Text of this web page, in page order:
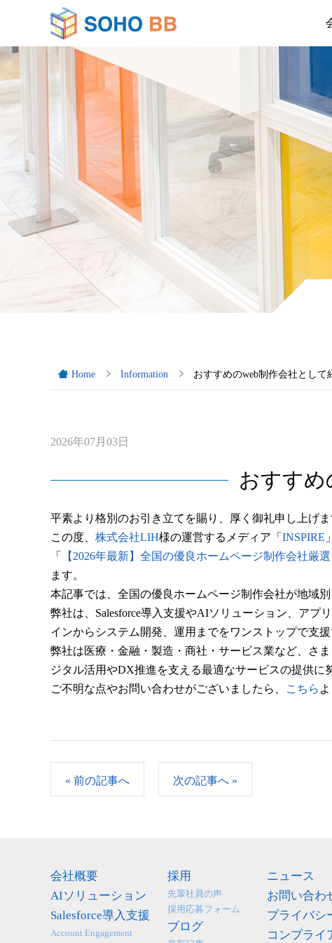
Home Information おすすめのweb制作会社として
2026年07月03日
おすすめ
平素より格別のお引き立てを賜り、厚く御礼申し上げま
この度、 株式会社LIH様の運営するメディア「 INSPIRE
「
【2026年最新】全国の優良ホームページ制作会社
ます。
本記事では、全国の優良ホームページ制作会社が地域
弊社は、Salesforce導入支援やAIソリューション、アプ
インからシステム開発、運用までをワンストップで支
弊社は医療・金融・製造・商社・サービス業など、さ
ジタル活用やDX推進を支える最適なサービスの提供に
ご不明な点やお問い合わせがございましたら、
こちら
« 前の記事へ 次の記事へ »
会社概要
AIソリューション
Salesforce導入支援
Account Engagement
採用
先輩社員の声
採用応募フォーム
ブログ
ニュース
お問い合わ
プライバシ
コンプライ